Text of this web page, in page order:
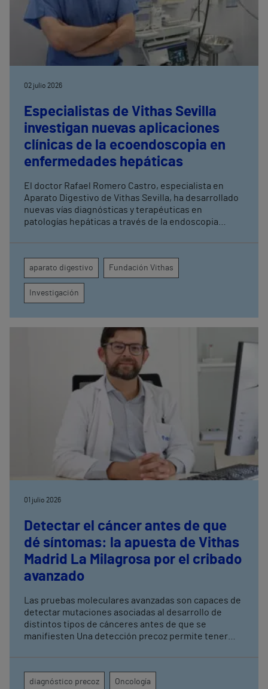
02 julio 2026
Especialistas de Vithas Sevilla
investigan nuevas aplicaciones
clínicas de la ecoendoscopia en
enfermedades hepáticas
El doctor Rafael Romero Castro, especialista en
Aparato Digestivo de Vithas Sevilla, ha desarrollado
nuevas vías diagnósticas y terapéuticas en
patologías hepáticas a través de la endoscopia
endohepatología, que reúne diversos
procedimientos endoscópicos avanzados aplicados
a los pacientes con enfermedades hepáticas
aparato digestivo Fundación Vithas
Investigación
01 julio 2026
Detectar el cáncer antes de que
dé síntomas: la apuesta de Vithas
Madrid La Milagrosa por el cribado
avanzado
Las pruebas moleculares avanzadas son capaces de
detectar mutaciones asociadas al desarrollo de
distintos tipos de cánceres antes de que se
manifiesten Una detección precoz permite tener
agresivos
diagnóstico precoz Oncología